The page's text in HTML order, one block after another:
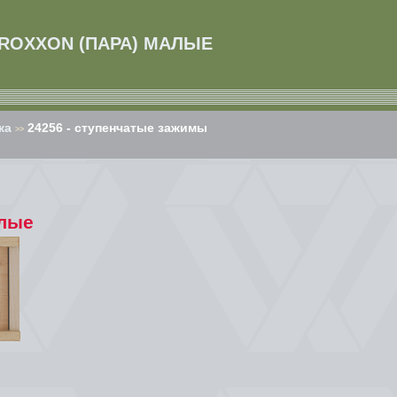
(ПАРА) МАЛЫЕ
>> 24256 - ступенчатые зажимы